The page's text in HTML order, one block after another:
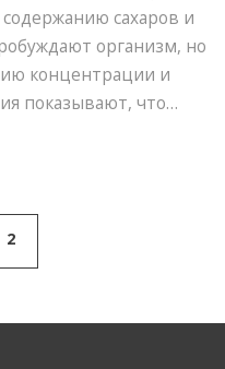
сахаров и
организм, но
концентрации и
показывают, что
и способы
их употребления.
2